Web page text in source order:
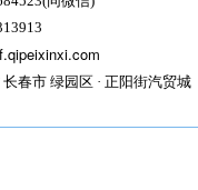
春市 绿园区 · 正阳街汽贸城